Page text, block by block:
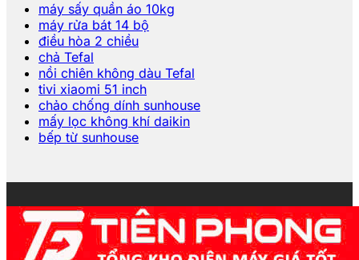
máy sấy quần áo 10kg
máy rửa bát 14 bộ
điều hòa 2 chiều
chả Tefal
nồi chiên không dàu Tefal
tivi xiaomi 51 inch
chảo chống dính sunhouse
mấy lọc không khí daikin
bếp từ sunhouse